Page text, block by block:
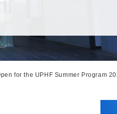
for the UPHF Summer Program